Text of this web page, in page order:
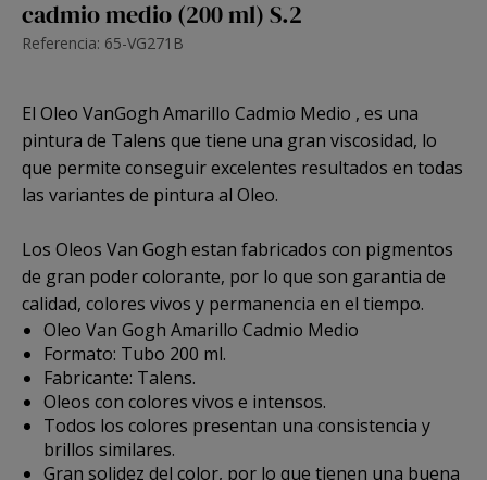
cadmio medio (200 ml) S.2
Referencia: 65-VG271B
El Oleo VanGogh Amarillo Cadmio Medio , es una
pintura de Talens que tiene una gran viscosidad, lo
que permite conseguir excelentes resultados en todas
las variantes de pintura al Oleo.
Los Oleos Van Gogh estan fabricados con pigmentos
de gran poder colorante, por lo que son garantia de
calidad, colores vivos y permanencia en el tiempo.
Oleo Van Gogh Amarillo Cadmio Medio
Formato: Tubo 200 ml.
Fabricante: Talens.
Oleos con colores vivos e intensos.
Todos los colores presentan una consistencia y
brillos similares.
Gran solidez del color, por lo que tienen una buena